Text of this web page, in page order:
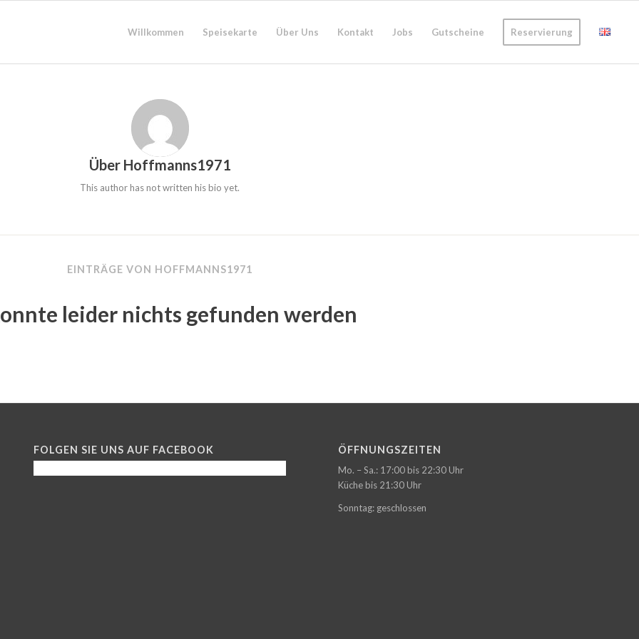
Willkommen Speisekarte Über Uns Kontakt Jobs Gutscheine Reservierung
Über Hoffmanns1971
This author has not written his bio yet.
EINTRÄGE VON HOFFMANNS1971
leider nichts gefunden werden
FOLGEN SIE UNS AUF FACEBOOK ÖFFNUNGSZEITEN
Mo. – Sa.: 17:00 bis 22:30 Uhr
Küche bis 21:30 Uhr
Sonntag: geschlossen